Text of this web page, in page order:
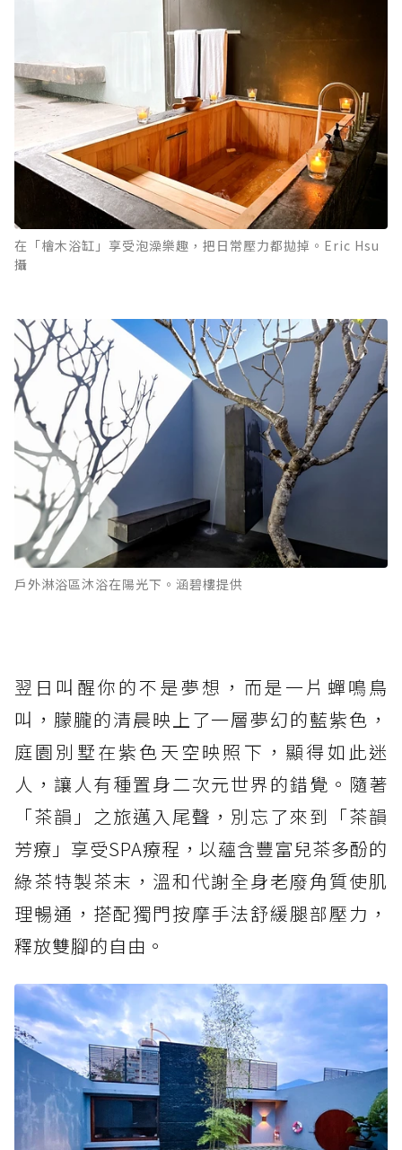
在「檜木浴缸」享受泡澡樂趣，把日常壓力都拋掉。Eric Hsu
攝
戶外淋浴區沐浴在陽光下。涵碧樓提供
翌日叫醒你的不是夢想，而是一片蟬鳴鳥
叫，朦朧的清晨映上了一層夢幻的藍紫色，
庭園別墅在紫色天空映照下，顯得如此迷
人，讓人有種置身二次元世界的錯覺。隨著
「茶韻」之旅邁入尾聲，別忘了來到「茶韻
芳療」享受SPA療程，以蘊含豐富兒茶多酚的
綠茶特製茶末，溫和代謝全身老廢角質使肌
理暢通，搭配獨門按摩手法舒緩腿部壓力，
釋放雙腳的自由。